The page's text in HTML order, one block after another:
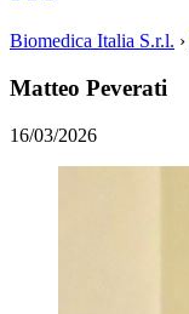
Biomedica Italia S.r.l. ›
Matteo Peverati
16/03/2026